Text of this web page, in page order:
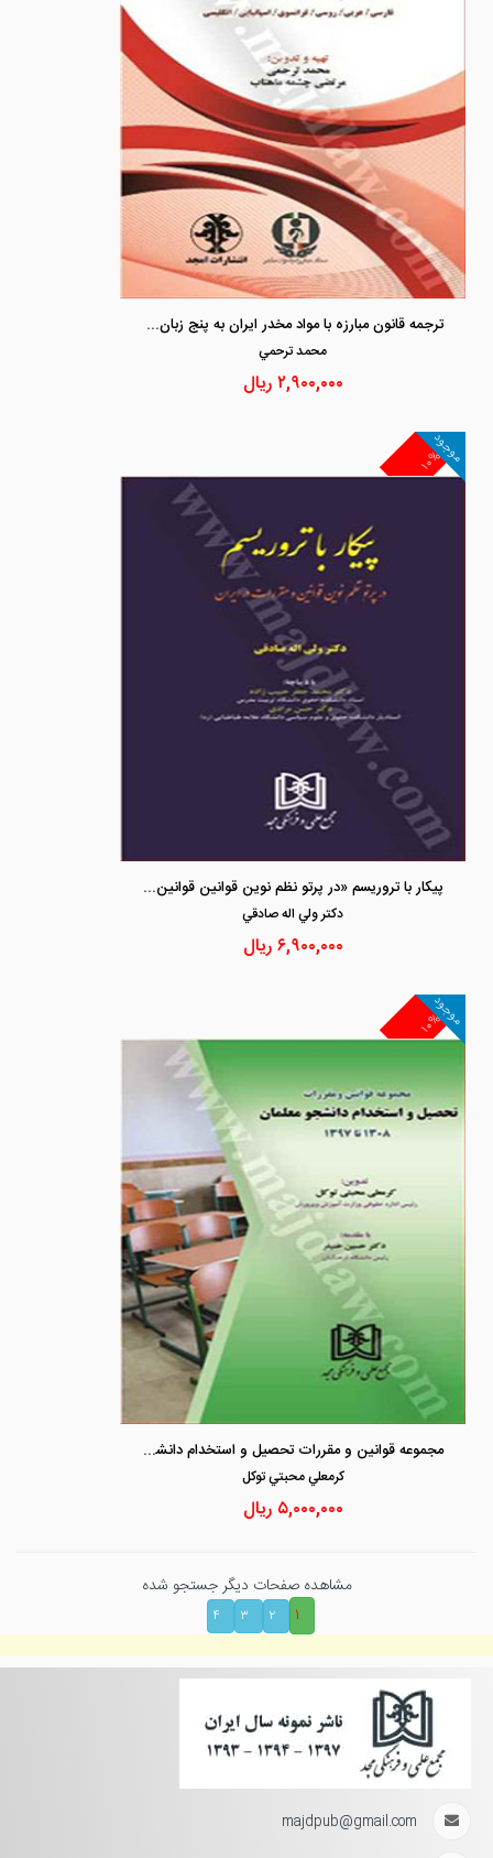
ترجمه قانون مبارزه با مواد مخدر ایران به پنج زبان «فارسی ،عربی، روسی ، فرانسوی، اسپانیایی ، انگلیسی »
محمد ترحمي
۲,۹۰۰,۰۰۰ریال
۱۰%
موجود
پیکار با تروریسم «در پرتو نظم نوین قوانین قوانین و مقررات در ایران»
دكتر ولي اله صادقي
۶,۹۰۰,۰۰۰ریال
۱۰%
موجود
مجموعه قوانین و مقررات تحصیل و استخدام دانشجو معلمان «1308 تا 1397»
كرمعلي محبتي توكل
۵,۰۰۰,۰۰۰ ریال
مشاهده صفحات دیگر جستجو شده
۱
۲ ۳ ۴
majdpub@gmail.com